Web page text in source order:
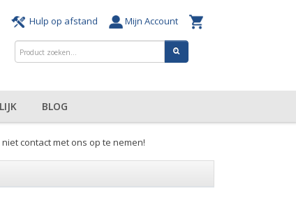
Hulp op afstand Mijn Account
BLOG
contact met ons op te nemen!